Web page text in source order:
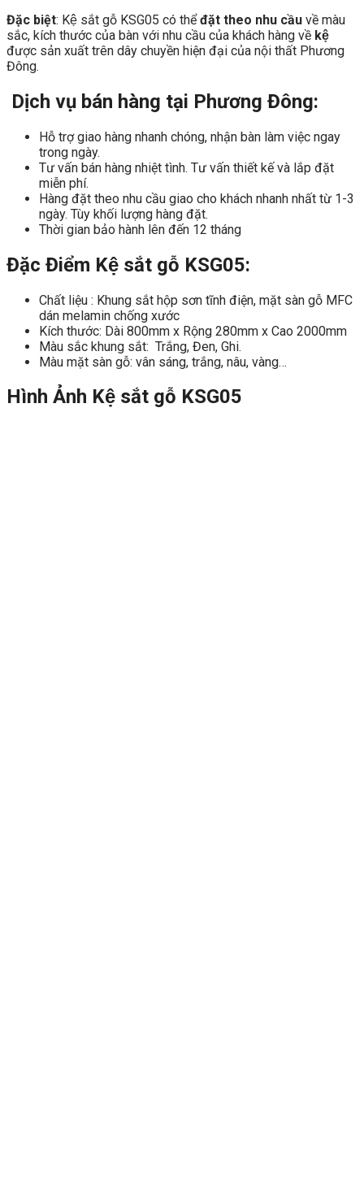
Đặc biệt: Kệ sắt gỗ KSG05 có thểđặt theo nhu cầu về màu
sắc, kích thước của bàn với nhu cầu của khách hàng về kệ
được sản xuất trên dây chuyền hiện đại của nội thất Phương
Đông.
Dịch vụ bán hàng tại Phương Đông:
Hỗ trợ giao hàng nhanh chóng, nhận bàn làm việc ngay
trong ngày.
Tư vấn bán hàng nhiệt tình. Tư vấn thiết kế và lắp đặt
miễn phí.
Hàng đặt theo nhu cầu giao cho khách nhanh nhất từ 1-3
ngày. Tùy khối lượng hàng đặt.
Thời gian bảo hành lên đến 12 tháng
Đặc Điểm Kệ sắt gỗ KSG05:
Chất liệu : Khung sắt hộp sơn tĩnh điện, mặt sàn gỗ MFC
dán melamin chống xước
Kích thước: Dài 800mm x Rộng 280mm x Cao 2000mm
Màu sắc khung sắt: Trắng, Đen, Ghi.
Màu mặt sàn gỗ: vân sáng, trắng, nâu, vàng…
Hình Ảnh Kệ sắt gỗ KSG05